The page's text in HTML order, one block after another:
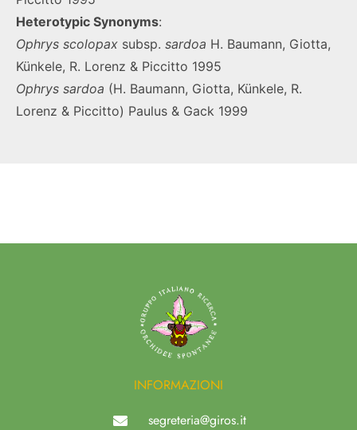
Heterotypic Synonyms:
Ophrys scolopax subsp. sardoa H. Baumann, Giotta,
Künkele, R. Lorenz & Piccitto 1995
Ophrys sardoa (H. Baumann, Giotta, Künkele, R.
Lorenz & Piccitto) Paulus & Gack 1999
INFORMAZIONI
segreteria@giros.it